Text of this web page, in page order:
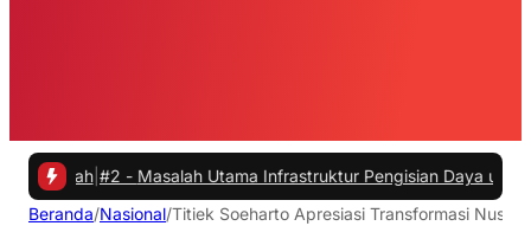
#2 -Masalah Utama Infrastruktur Pengisian Daya untuk Mobil
Beranda/Nasional/Titiek Soeharto Apresiasi Transformasi